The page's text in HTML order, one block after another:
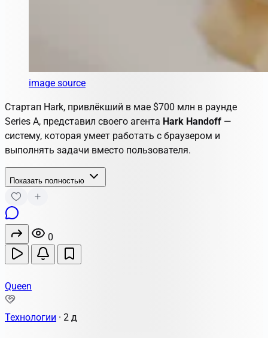
image source
Стартап Hark, привлёкший в мае $700 млн в раунде
Series A, представил своего агента Hark Handoff —
систему, которая умеет работать с браузером и
выполнять задачи вместо пользователя.
Показать полностью
0
Queen
Технологии · 2 д